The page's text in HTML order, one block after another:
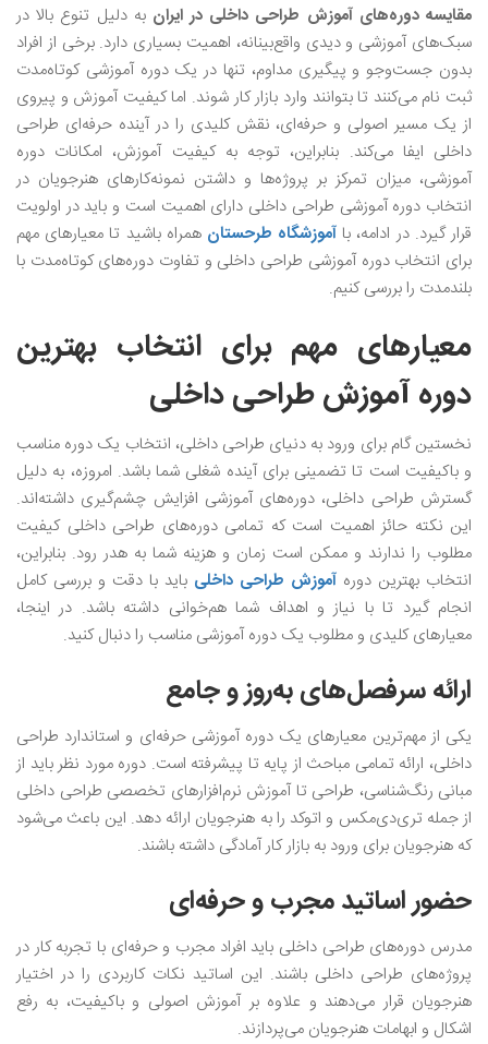
مقایسه دوره‌های آموزش طراحی داخلی در ایران به دلیل تنوع بالا در
سبک‌های آموزشی و دیدی واقع‌بینانه، اهمیت بسیاری دارد. برخی از افراد
بدون جست‌وجو و پیگیری مداوم، تنها در یک دوره آموزشی کوتاه‌مدت
ثبت نام می‌کنند تا بتوانند وارد بازار کار شوند. اما کیفیت آموزش و پیروی
از یک مسیر اصولی و حرفه‌ای، نقش کلیدی را در آینده حرفه‌ای طراحی
داخلی ایفا می‌کند. بنابراین، توجه به کیفیت آموزش، امکانات دوره
آموزشی، میزان تمرکز بر پروژه‌ها و داشتن نمونه‌کارهای هنرجویان در
انتخاب دوره آموزشی طراحی داخلی دارای اهمیت است و باید در اولویت
قرار گیرد. در ادامه، با آموزشگاه طرحستان همراه باشید تا معیارهای مهم
برای انتخاب دوره آموزشی طراحی داخلی و تفاوت دوره‌های کوتاه‌مدت با
بلندمدت را بررسی کنیم.
معیارهای مهم برای انتخاب بهترین
دوره آموزش طراحی داخلی
نخستین گام برای ورود به دنیای طراحی داخلی، انتخاب یک دوره مناسب
و باکیفیت است تا تضمینی برای آینده شغلی شما باشد. امروزه، به دلیل
گسترش طراحی داخلی، دوره‌های آموزشی افزایش چشم‌گیری داشته‌اند.
این نکته حائز اهمیت است که تمامی دوره‌های طراحی داخلی کیفیت
مطلوب را ندارند و ممکن است زمان و هزینه شما به هدر رود. بنابراین،
انتخاب بهترین دوره آموزش طراحی داخلی باید با دقت و بررسی کامل
انجام گیرد تا با نیاز و اهداف شما هم‌خوانی داشته باشد. در اینجا،
معیارهای کلیدی و مطلوب یک دوره آموزشی مناسب را دنبال کنید.
ارائه‌ سرفصل‌های به‌روز و جامع
یکی از مهم‌ترین معیارهای یک دوره آموزشی حرفه‌ای و استاندارد طراحی
داخلی، ارائه تمامی مباحث از پایه تا پیشرفته است. دوره مورد نظر باید از
مبانی رنگ‌شناسی، طراحی تا آموزش نرم‌افزار‌های تخصصی طراحی داخلی
از جمله تری‌دی‌مکس و اتوکد را به هنرجویان ارائه دهد. این باعث می‌شود
که هنرجویان برای ورود به بازار کار آمادگی داشته‌ باشند.
حضور اساتید مجرب و حرفه‌ای
مدرس دوره‌های طراحی داخلی باید افراد مجرب و حرفه‌ای با تجربه کار در
پروژه‌های طراحی داخلی باشند. این اساتید نکات کاربردی را در اختیار
هنرجویان قرار می‌دهند و علاوه بر آموزش اصولی و باکیفیت، به رفع
اشکال و ابهامات هنرجویان می‌پردازند.